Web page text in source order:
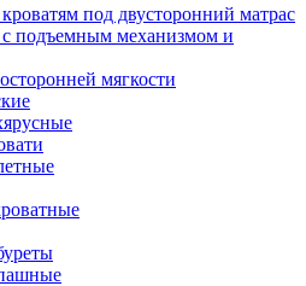
под двусторонний матрас
подъемным механизмом и
мягкости